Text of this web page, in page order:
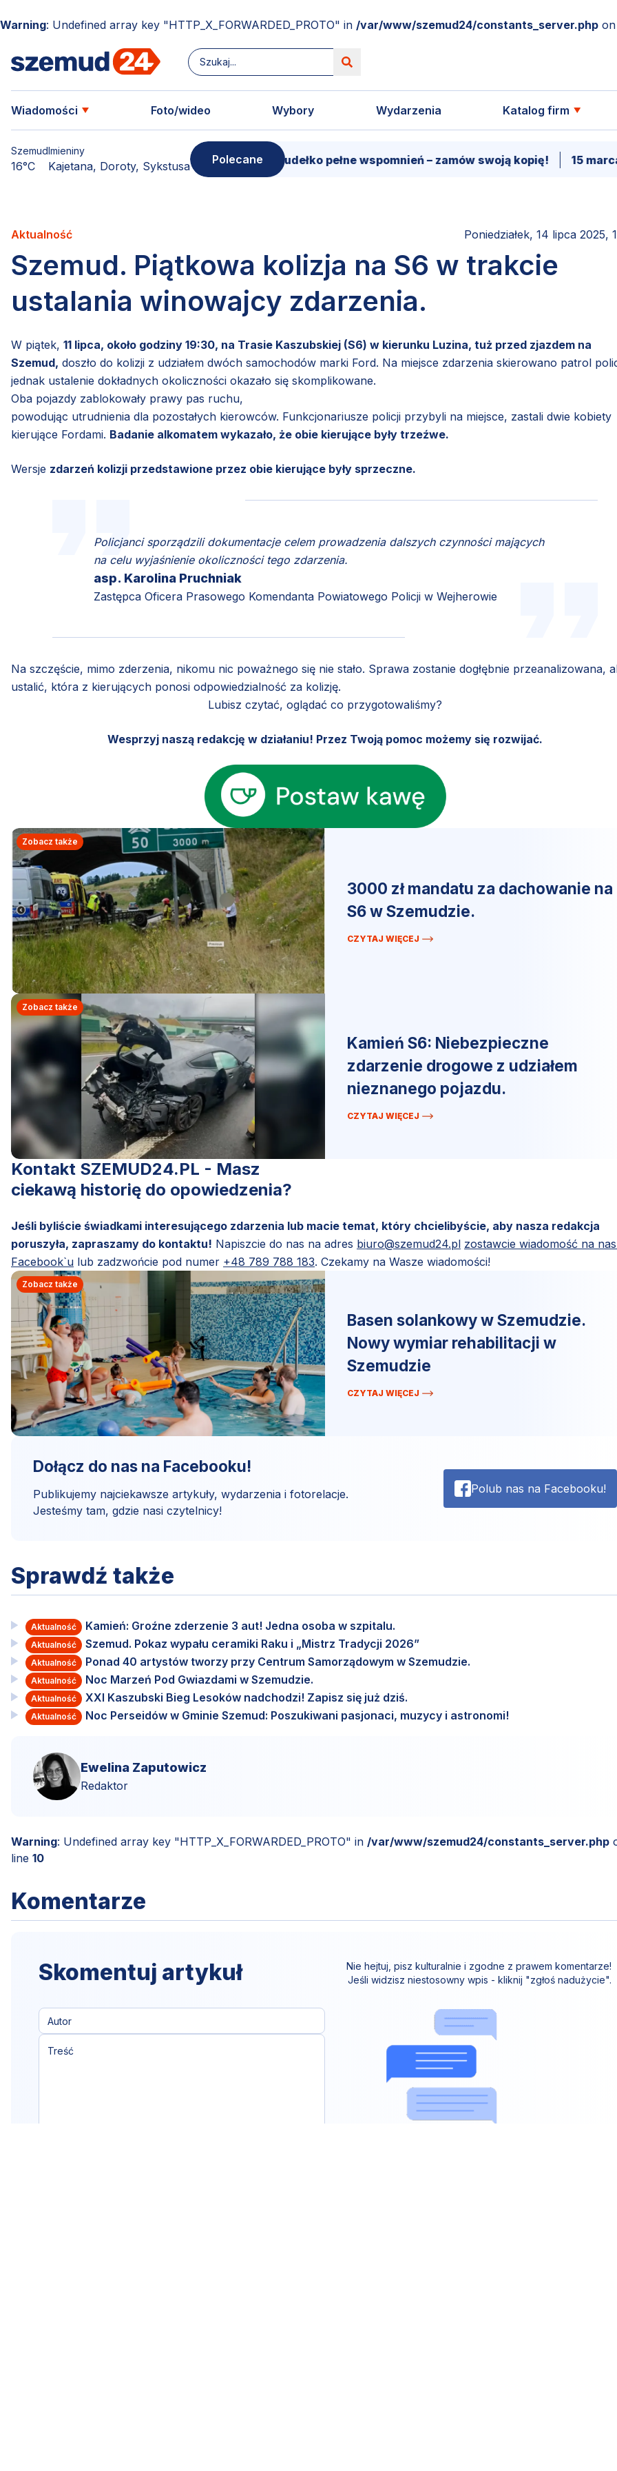
Warning: Undefined array key "HTTP_X_FORWARDED_PROTO" in /var/www/szemud24/constants_server.php
Wiadomości Foto/wideo Wybory Wydarzenia Katalog firm
Szemud
16°C
Imieniny
Kajetana, Doroty, Sykstusa Polecane
Donimierz i Szemud. Filmowe pudełko pełne wspomnień – zamów swoją kopię! 15 marca -
Aktualność Poniedziałek, 14 lipca 2025,
Szemud. Piątkowa kolizja na S6 w trakcie
ustalania winowajcy zdarzenia.
W piątek, 11 lipca, około godziny 19:30, na Trasie Kaszubskiej (S6) w kierunku Luzina, tuż przed zjazdem na
Szemud, doszło do kolizji z udziałem dwóch samochodów marki Ford. Na miejsce zdarzenia skierowano patrol
jednak ustalenie dokładnych okoliczności okazało się skomplikowane.
Oba pojazdy zablokowały prawy pas ruchu,
powodując utrudnienia dla pozostałych kierowców. Funkcjonariusze policji przybyli na miejsce, zastali dwie kobiety
kierujące Fordami. Badanie alkomatem wykazało, że obie kierujące były trzeźwe.
Wersje zdarzeń kolizji przedstawione przez obie kierujące były sprzeczne.
Policjanci sporządzili dokumentacje celem prowadzenia dalszych czynności mających
na celu wyjaśnienie okoliczności tego zdarzenia.
asp. Karolina Pruchniak
Zastępca Oficera Prasowego Komendanta Powiatowego Policji w Wejherowie
Na szczęście, mimo zderzenia, nikomu nic poważnego się nie stało. Sprawa zostanie dogłębnie przeanalizowana,
ustalić, która z kierujących ponosi odpowiedzialność za kolizję.
Lubisz czytać, oglądać co przygotowaliśmy?
Wesprzyj naszą redakcję w działaniu! Przez Twoją pomoc możemy się rozwijać.
Zobacz także
3000 zł mandatu za dachowanie na
S6 w Szemudzie.
CZYTAJ WIĘCEJ
Zobacz także
Kamień S6: Niebezpieczne
zdarzenie drogowe z udziałem
nieznanego pojazdu.
CZYTAJ WIĘCEJ
Kontakt SZEMUD24.PL - Masz
ciekawą historię do opowiedzenia?
Jeśli byliście świadkami interesującego zdarzenia lub macie temat, który chcielibyście, aby nasza redakcja
poruszyła, zapraszamy do kontaktu! Napiszcie do nas na adres biuro@szemud24.pl zostawcie wiadomość na
Facebook`u lub zadzwońcie pod numer +48 789 788 183. Czekamy na Wasze wiadomości!
Zobacz także
Basen solankowy w Szemudzie.
Nowy wymiar rehabilitacji w
Szemudzie
CZYTAJ WIĘCEJ
Dołącz do nas na Facebooku!
Publikujemy najciekawsze artykuły, wydarzenia i fotorelacje.
Jesteśmy tam, gdzie nasi czytelnicy!
Polub nas na Facebooku!
Sprawdź także
Aktualność Kamień: Groźne zderzenie 3 aut! Jedna osoba w szpitalu.
Aktualność Szemud. Pokaz wypału ceramiki Raku i „Mistrz Tradycji 2026”
Aktualność Ponad 40 artystów tworzy przy Centrum Samorządowym w Szemudzie.
Aktualność Noc Marzeń Pod Gwiazdami w Szemudzie.
Aktualność XXI Kaszubski Bieg Lesoków nadchodzi! Zapisz się już dziś.
Aktualność Noc Perseidów w Gminie Szemud: Poszukiwani pasjonaci, muzycy i astronomi!
Ewelina Zaputowicz
Redaktor
Warning: Undefined array key "HTTP_X_FORWARDED_PROTO" in /var/www/szemud24/constants_server.php
line 10
Komentarze
Skomentuj artykuł
Nie hejtuj, pisz kulturalnie i zgodne z prawem komentarze!
Jeśli widzisz niestosowny wpis - kliknij "zgłoś nadużycie".